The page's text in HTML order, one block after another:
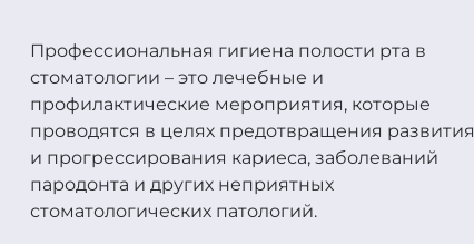
Профессиональная гигиена полости рта в
стоматологии – это лечебные и
профилактические мероприятия, которые
проводятся в целях предотвращения развития
и прогрессирования кариеса, заболеваний
пародонта и других неприятных
стоматологических патологий.